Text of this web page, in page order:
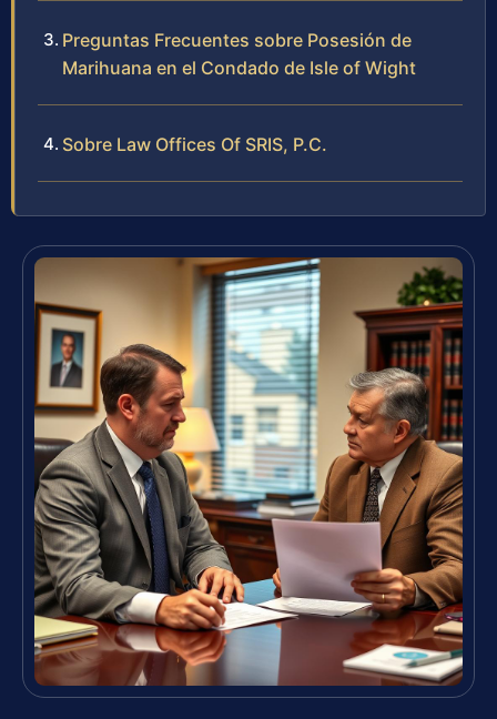
Preguntas Frecuentes sobre Posesión de
Marihuana en el Condado de Isle of Wight
Sobre Law Offices Of SRIS, P.C.